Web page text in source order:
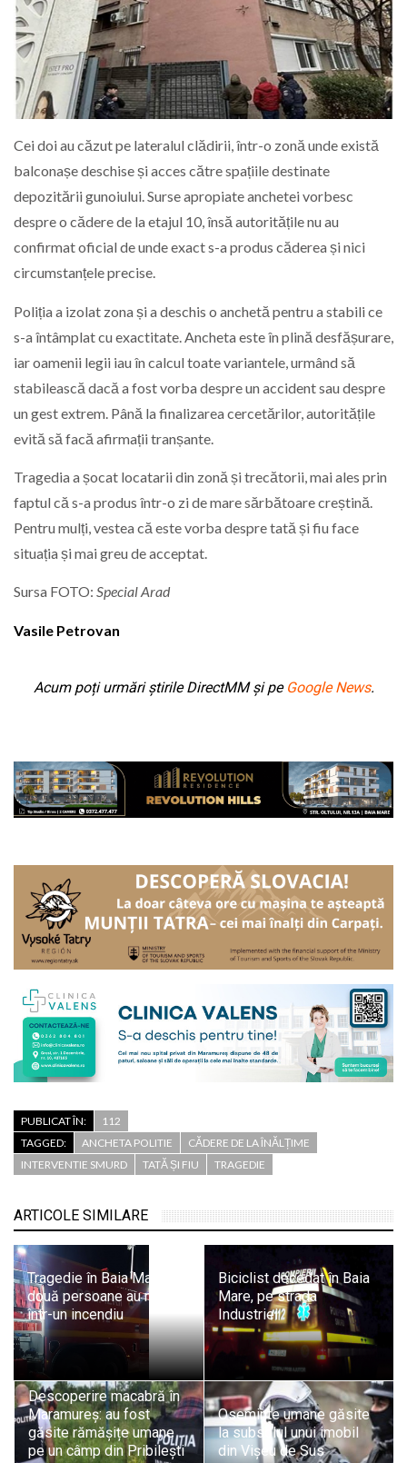
Cei doi au căzut pe lateralul clădirii, într-o zonă unde există
balconașe deschise și acces către spațiile destinate
depozitării gunoiului. Surse apropiate anchetei vorbesc
despre o cădere de la etajul 10, însă autoritățile nu au
confirmat oficial de unde exact s-a produs căderea și nici
circumstanțele precise.
Poliția a izolat zona și a deschis o anchetă pentru a stabili ce
s-a întâmplat cu exactitate. Ancheta este în plină desfășurare,
iar oamenii legii iau în calcul toate variantele, urmând să
stabilească dacă a fost vorba despre un accident sau despre
un gest extrem. Până la finalizarea cercetărilor, autoritățile
evită să facă afirmații tranșante.
Tragedia a șocat locatarii din zonă și trecătorii, mai ales prin
faptul că s-a produs într-o zi de mare sărbătoare creștină.
Pentru mulți, vestea că este vorba despre tată și fiu face
situația și mai greu de acceptat.
Sursa FOTO: Special Arad
Vasile Petrovan
Acum poți urmări știrile DirectMM și pe Google News.
PUBLICAT ÎN:
112
TAGGED:
ANCHETA POLITIE
CĂDERE DE LA ÎNĂLȚIME
INTERVENTIE SMURD
TATĂ ȘI FIU TRAGEDIE
ARTICOLE SIMILARE
Tragedie în Baia Mare:
două persoane au murit
într-un incendiu
Biciclist decedat în Baia
Mare, pe strada
Industriei
Descoperire macabră în
Maramureș: au fost
găsite rămășițe umane
pe un câmp din Pribilești
Oseminte umane găsite
la subsolul unui imobil
din Vișeu de Sus